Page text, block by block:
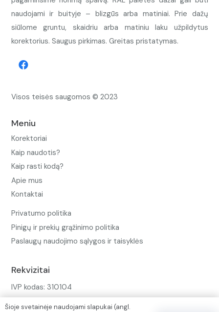
naudojami ir buityje – blizgūs arba matiniai. Prie dažų
siūlome gruntu, skaidriu arba matiniu laku užpildytus
korektorius. Saugus pirkimas. Greitas pristatymas.
Visos teisės saugomos © 2023
Meniu
Korektoriai
Kaip naudotis?
Kaip rasti kodą?
Apie mus
Kontaktai
Privatumo politika
Pinigų ir prekių grąžinimo politika
Paslaugų naudojimo sąlygos ir taisyklės
Rekvizitai
IVP kodas: 310104
Šioje svetainėje naudojami slapukai (angl.